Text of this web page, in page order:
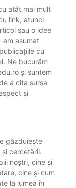
atât mai mult
link, atunci
sau o idee
am asumat
cu
Ne bucurăm
și suntem
a cita sursa
și
găzduiește
cercetării.
noștri, cine și
cine și cum
la lumea în